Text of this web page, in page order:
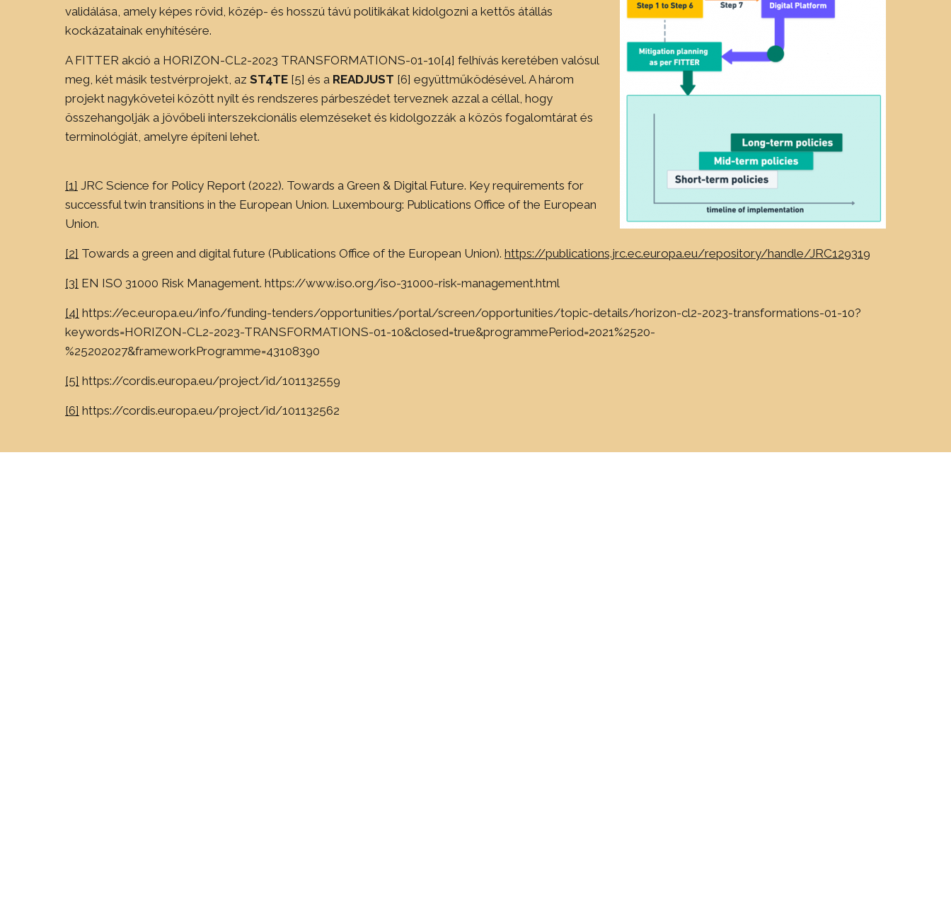
validálása, amely képes rövid, közép- és hosszú távú politikákat kidolgozni a kettős átállás
kockázatainak enyhítésére.
A FITTER akció a HORIZON-CL2-2023 TRANSFORMATIONS-01-10[4] felhívás keretében valósul
meg, két másik testvérprojekt, az ST4TE [5] és a READJUST [6] együttműködésével. A három
projekt nagykövetei között nyílt és rendszeres párbeszédet terveznek azzal a céllal, hogy
összehangolják a jövőbeli interszekcionális elemzéseket és kidolgozzák a közös fogalomtárat és
terminológiát, amelyre építeni lehet.
[1] JRC Science for Policy Report (2022). Towards a Green & Digital Future. Key requirements for
successful twin transitions in the European Union. Luxembourg: Publications Office of the European
Union.
[2] Towards a green and digital future (Publications Office of the European Union). https://publications.jrc.ec.europa.eu/repository/handle/JRC129319
[3] EN ISO 31000 Risk Management. https://www.iso.org/iso-31000-risk-management.html
[4] https://ec.europa.eu/info/funding-tenders/opportunities/portal/screen/opportunities/topic-details/horizon-cl2-2023-transformations-01-10?
keywords=HORIZON-CL2-2023-TRANSFORMATIONS-01-10&closed=true&programmePeriod=2021%2520-
%25202027&frameworkProgramme=43108390
[5] https://cordis.europa.eu/project/id/101132559
[6] https://cordis.europa.eu/project/id/101132562